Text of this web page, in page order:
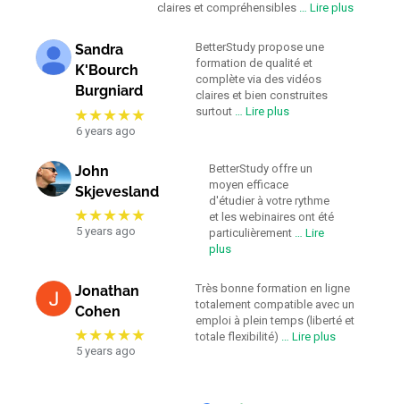
claires et compréhensibles … Lire plus
Sandra
K'Bourch
Burgniard
★★★★★
6 years ago
BetterStudy propose une
formation de qualité et
complète via des vidéos
claires et bien construites
surtout … Lire plus
John
Skjevesland
★★★★★
5 years ago
BetterStudy offre un
moyen efficace
d'étudier à votre rythme
et les webinaires ont été
particulièrement
… Lire
plus
Jonathan
Cohen
★★★★★
5 years ago
Très bonne formation en ligne
totalement compatible avec un
emploi à plein temps (liberté et
totale flexibilité)
… Lire plus